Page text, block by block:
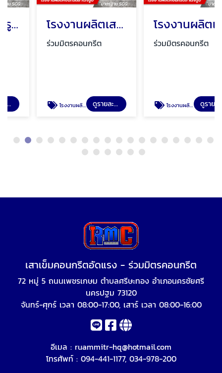
โรงงานผลิตเสาเข็มสี่เหลี่ยม มอก
ร่วมมิตรคอนกรีต
โรงงานผลิตเสาเข็มสี่เหลี่ยม มอก ดูรายละเอียด
โรงงานผลิตเสาเข็มคอนกรีตอัดแรง นครปฐม
ร่วมมิตรคอนกรีต
โรงงานผลิตเสาเข็มคอนกรีตอัดแรง ดูรายละเอียด
เสาเข็มคอนกรีตอัดแรง - ร่วมมิตรคอนกรีต
72 หมู่ 5 ถนนเพชรเกษม ตำบลศรีษะทอง อำเภอนครชัยศรี
นครปฐม 73120
จันทร์-ศุกร์ เวลา 08:00-17:00, เสาร์ เวลา 08:00-16:00
อีเมล : ruammitr-hq@hotmail.com
โทรศัพท์ : 094-441-1177, 034-978-200